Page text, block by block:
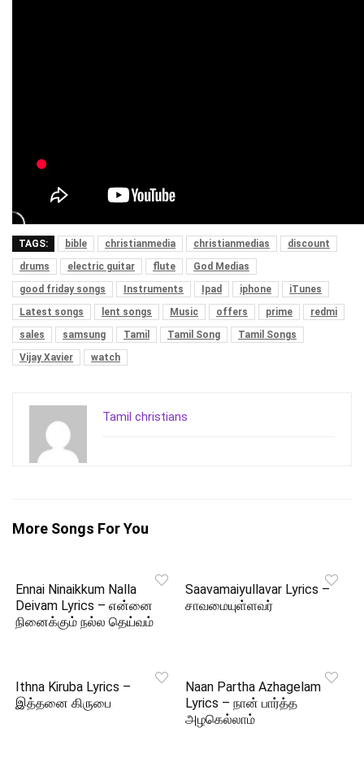
TAGS: bible christianmedia christianmedias
discount
drums
electric guitar flute
God Medias
good friday songs
Instruments Ipad iphone
iTunes
Latest songs
lent songs Music offers prime
redmi
sales
samsung Tamil Tamil Song
Tamil Songs
Vijay Xavier
watch
Tamil christians
More Songs For You
Ennai Ninaikkum Nalla
Deivam Lyrics – என்னை
நினைக்கும் நல்ல தெய்வம்
Saavamaiyullavar Lyrics –
சாவமையுள்ளவர்
Ithna Kiruba Lyrics –
இத்தனை கிருபை
Naan Partha Azhagelam
Lyrics – நான் பார்த்த
அழகெல்லாம்